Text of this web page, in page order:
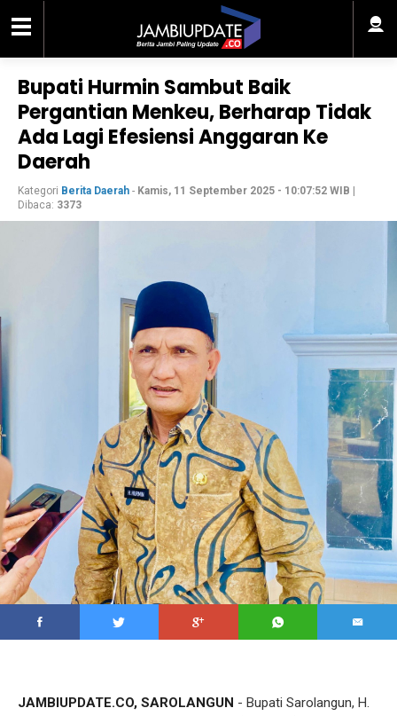
Bupati Hurmin Sambut Baik
Pergantian Menkeu, Berharap Tidak
Ada Lagi Efesiensi Anggaran Ke
Daerah
Kategori Berita Daerah - Kamis, 11 September 2025 - 10:07:52 WIB
Dibaca: 3373
JAMBIUPDATE.CO, SAROLANGUN - Bupati Sarolangun, H.